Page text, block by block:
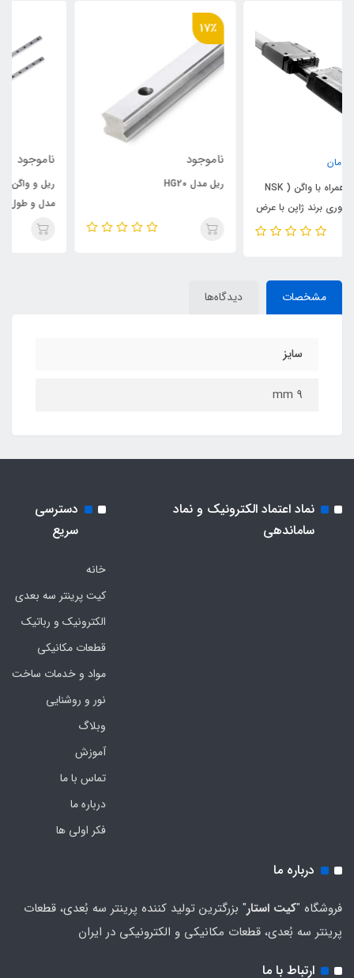
ریل مدل HG20
ریل و واگن (ریل واگنی) MGN12 در
مشخصات دیدگاه‌ها
سایز
9 mm
نماد اعتماد الکترونیک و نماد
ساماندهی
دسترسی
سریع
خانه
کیت پرینتر سه بعدی
الکترونیک و رباتیک
قطعات مکانیکی
مواد و خدمات ساخت
نور و روشنایی
وبلاگ
آموزش
تماس با ما
درباره ما
فکر اولی ها
درباره ما
فروشگاه "کیت استار" بزرگترین تولید کننده پرینتر سه بُعدی، قطعات
پرینتر سه بُعدی، قطعات مکانیکی و الکترونیکی در ایران
ارتباط با ما